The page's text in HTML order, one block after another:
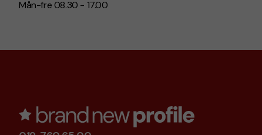
Mån-fre 08.30 - 17.00